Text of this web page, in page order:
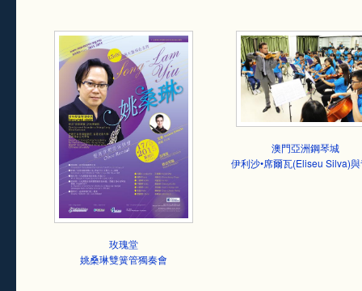
玫瑰堂
姚桑琳雙簧管獨奏會
澳門亞洲鋼琴城
伊利沙•席爾瓦(Eliseu Silva)